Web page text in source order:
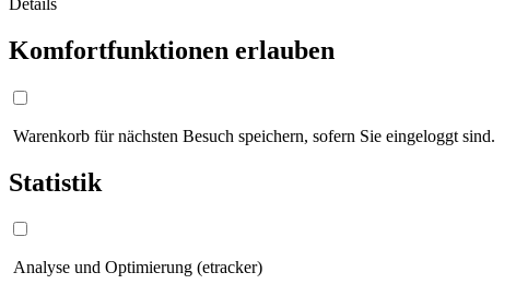
Komfortfunktionen erlauben
Warenkorb für nächsten Besuch speichern, sofern Sie eingeloggt sind.
Statistik
Analyse und Optimierung (etracker)